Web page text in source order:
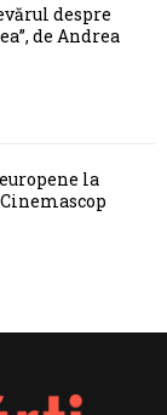
despre
de Andrea
la